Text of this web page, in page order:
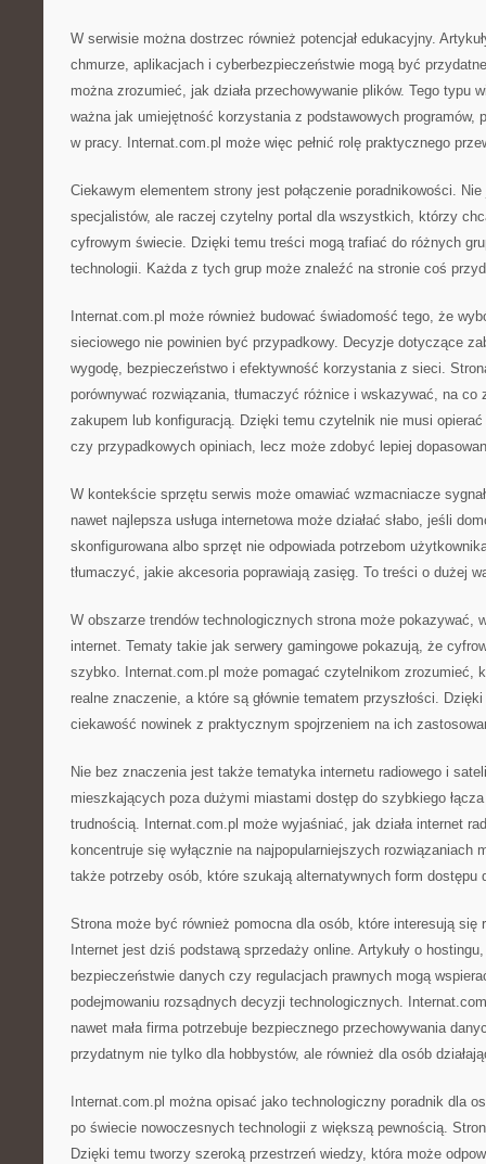
W serwisie można dostrzec również potencjał edukacyjny.
chmurze, aplikacjach i cyberbezpieczeństwie mogą być
można zrozumieć, jak działa przechowywanie plików. Tego typu
ważna jak umiejętność korzystania z podstawowych programów,
w pracy. Internat.com.pl może więc pełnić rolę praktycznego
Ciekawym elementem strony jest połączenie poradnikowości.
specjalistów, ale raczej czytelny portal dla wszystkich, którzy
cyfrowym świecie. Dzięki temu treści mogą trafiać do różnych
technologii. Każda z tych grup może znaleźć na stronie coś
Internat.com.pl może również budować świadomość tego, że
sieciowego nie powinien być przypadkowy. Decyzje dotyczące
wygodę, bezpieczeństwo i efektywność korzystania z sieci.
porównywać rozwiązania, tłumaczyć różnice i wskazywać, na co
zakupem lub konfiguracją. Dzięki temu czytelnik nie musi opierać
czy przypadkowych opiniach, lecz może zdobyć lepiej
W kontekście sprzętu serwis może omawiać wzmacniacze
nawet najlepsza usługa internetowa może działać słabo, jeśli
skonfigurowana albo sprzęt nie odpowiada potrzebom
tłumaczyć, jakie akcesoria poprawiają zasięg. To treści o dużej
W obszarze trendów technologicznych strona może pokazywać,
internet. Tematy takie jak serwery gamingowe pokazują, że
szybko. Internat.com.pl może pomagać czytelnikom zrozumieć,
realne znaczenie, a które są głównie tematem przyszłości.
ciekawość nowinek z praktycznym spojrzeniem na ich
Nie bez znaczenia jest także tematyka internetu radiowego i
mieszkających poza dużymi miastami dostęp do szybkiego
trudnością. Internat.com.pl może wyjaśniać, jak działa internet
koncentruje się wyłącznie na najpopularniejszych rozwiązaniach
także potrzeby osób, które szukają alternatywnych form dostępu
Strona może być również pomocna dla osób, które interesują się
Internet jest dziś podstawą sprzedaży online. Artykuły o
bezpieczeństwie danych czy regulacjach prawnych mogą
podejmowaniu rozsądnych decyzji technologicznych.
nawet mała firma potrzebuje bezpiecznego przechowywania
przydatnym nie tylko dla hobbystów, ale również dla osób
Internat.com.pl można opisać jako technologiczny poradnik dla
po świecie nowoczesnych technologii z większą pewnością.
Dzięki temu tworzy szeroką przestrzeń wiedzy, która może